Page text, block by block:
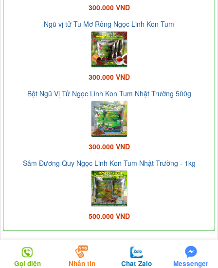
300.000 VND
Ngũ vị tử Tu Mơ Rông Ngọc Linh Kon Tum
300.000 VND
Bột Ngũ Vị Tử Ngọc Linh Kon Tum Nhật Trường 500g
300.000 VND
Sâm Đương Quy Ngọc Linh Kon Tum Nhật Trường - 1kg
500.000 VND
Chính Sách & Điều Khoản
Gọi điện Nhắn tin Chat Zalo Messenger